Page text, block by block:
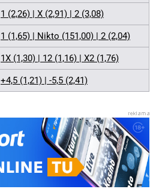
1 (2,26) | X (2,91) | 2 (3,08)
1 (1,65) | Nikto (151,00) | 2 (2,04)
1X (1,30) | 12 (1,16) | X2 (1,76)
+4,5 (1,21) | -5,5 (2,41)